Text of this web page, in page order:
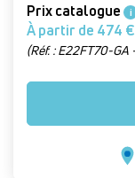
Prix catalogue i
À partir de 474 €
(Réf. : E22FT70-